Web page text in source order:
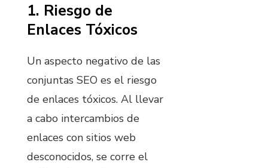
1. Riesgo de
Enlaces Tóxicos
Un aspecto negativo de las
conjuntas SEO es el riesgo
de enlaces tóxicos. Al llevar
a cabo intercambios de
enlaces con sitios web
desconocidos, se corre el